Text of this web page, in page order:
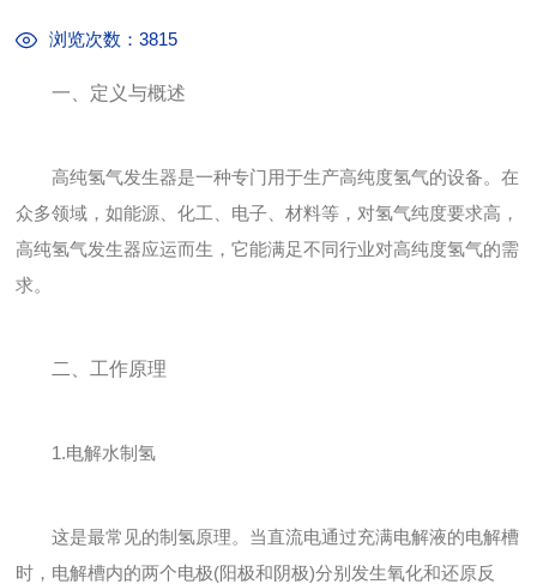
浏览次数：3815
一、定义与概述
高纯氢气发生器是一种专门用于生产高纯度氢气的设备。在
众多领域，如能源、化工、电子、材料等，对氢气纯度要求高，
高纯氢气发生器应运而生，它能满足不同行业对高纯度氢气的需
求。
二、工作原理
1.电解水制氢
这是最常见的制氢原理。当直流电通过充满电解液的电解槽
时，电解槽内的两个电极(阳极和阴极)分别发生氧化和还原反